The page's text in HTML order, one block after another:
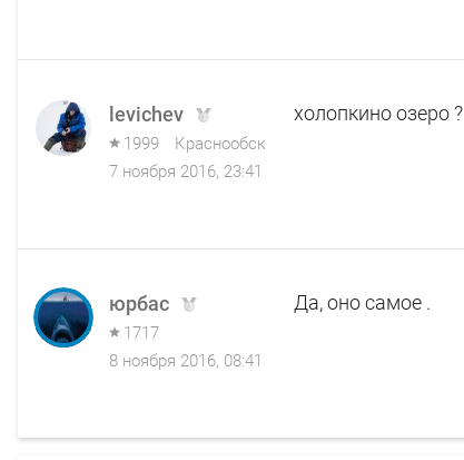
levichev
1999
Краснообск
7 ноября 2016, 23:41
холопкино озеро ?
юрбас
1717
8 ноября 2016, 08:41
Да, оно самое .